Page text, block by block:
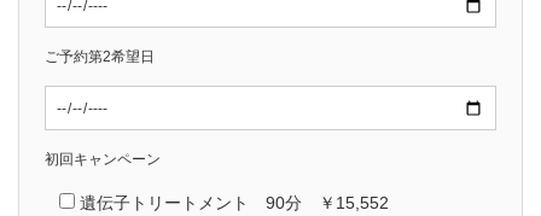
ご予約第2希望日
初回キャンペーン
遺伝子トリートメント 90分 ￥15,552